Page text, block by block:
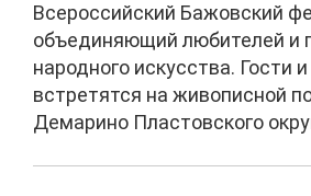
Всероссийский Бажовский
объединяющий любителей и
народного искусства. Гости
встретятся на живописной
Демарино Пластовского